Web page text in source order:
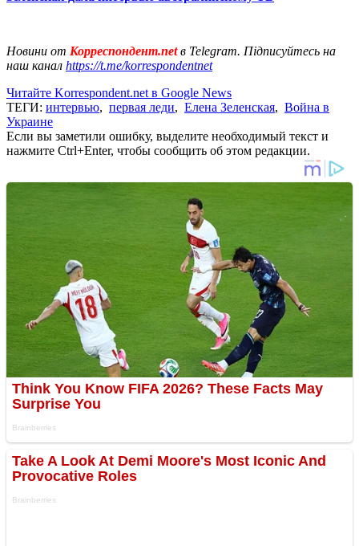
Новини от Корреспондент.netв Telegram. Підписуйтесь на
наш канал https://t.me/korrespondentnet
Читайте Korrespondent.net в Google News
ТЕГИ: интервью, первая леди, Елена Зеленская, Война в
Украине
Если вы заметили ошибку, выделите необходимый текст и
нажмите Ctrl+Enter, чтобы сообщить об этом редакции.